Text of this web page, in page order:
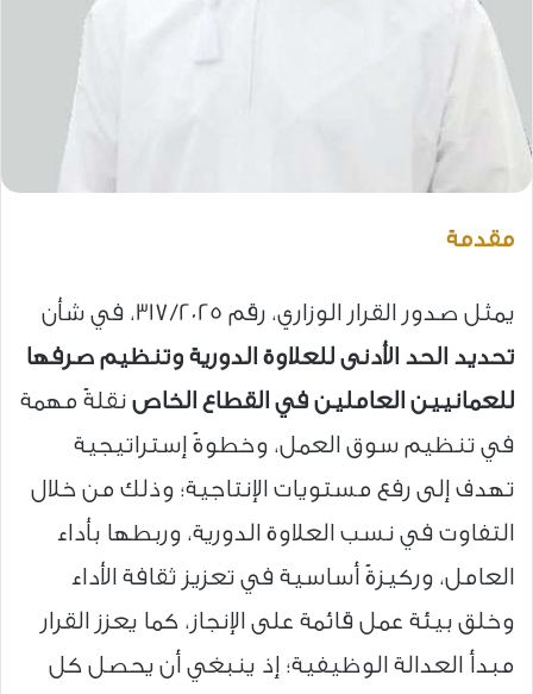
مقدمة
يمثل صدور القرار الوزاري، رقم 317/2025، في شأن
تحديد الحد الأدنى للعلاوة الدورية وتنظيم صرفها
للعمانيين العاملين في القطاع الخاص نقلةً مهمة
في تنظيم سوق العمل، وخطوةً إستراتيجية
تهدف إلى رفع مستويات الإنتاجية؛ وذلك من خلال
التفاوت في نسب العلاوة الدورية، وربطها بأداء
العامل، وركيزةً أساسية في تعزيز ثقافة الأداء
وخلق بيئة عمل قائمة على الإنجاز، كما يعزز القرار
مبدأ العدالة الوظيفية؛ إذ ينبغي أن يحصل كل